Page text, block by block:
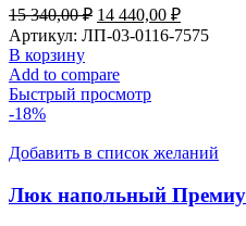
15 340,00₽ Первоначальная
цена
15
340,00 ₽.
14 440,00 ₽Текущая
цена:
Артикул: ЛП-03-0116-7575
В корзину
Add to compare
Быстрый просмотр
-18%
Добавить в список желаний
Люк напольный